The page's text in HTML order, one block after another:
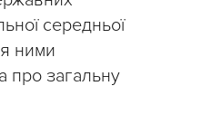
середньої
ними
про загальну